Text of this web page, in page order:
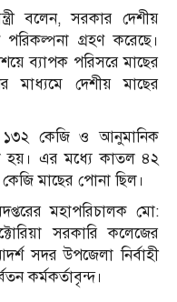
বলেন, সরকার দেশীয়
পরিকল্পনা গ্রহণ করেছে।
ব্যাপক পরিসরে মাছের
মাধ্যমে দেশীয় মাছের
কেজি ও আনুমানিক
হয়। এর মধ্যে কাতল ৪২
মাছের পোনা ছিল।
মহাপরিচালক মো:
সরকারি কলেজের
সদর উপজেলা নির্বাহী
কর্মকর্তাবৃন্দ।